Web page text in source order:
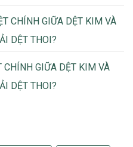
CHÍNH GIỮA DỆT KIM VÀ
DỆT THOI?
CHÍNH GIỮA DỆT KIM VÀ
DỆT THOI?